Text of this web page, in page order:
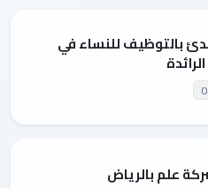
بالتوظيف للنساء في
علم بالرياض